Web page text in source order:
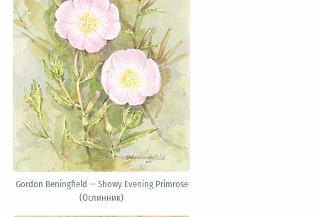
Gordon Beningfield — Showy Evening Primrose
(Ослинник)